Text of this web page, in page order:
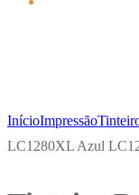
InícioImpressão
LC1280XL Azul